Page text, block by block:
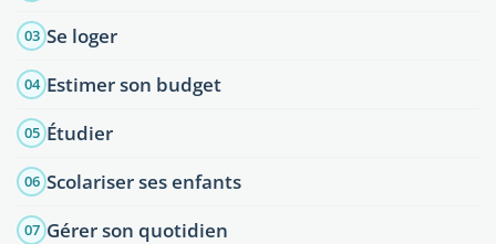
03 Se loger
04 Estimer son budget
05 Étudier
06 Scolariser ses enfants
07 Gérer son quotidien